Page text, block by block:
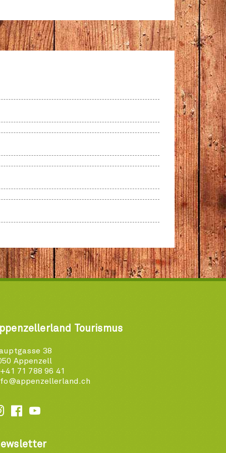
Tourismus
38
Appenzell
71 788 96 41

